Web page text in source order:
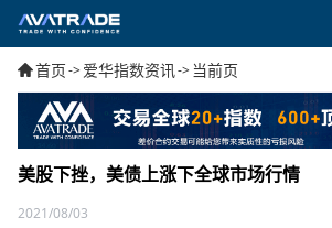
首页->爱华指数资讯-> 当前页
美股下挫，美债上涨下全球市场行情
2021/08/03